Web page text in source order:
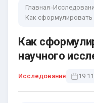
Главная »
Как сформулировать
Как
научного
Исследования